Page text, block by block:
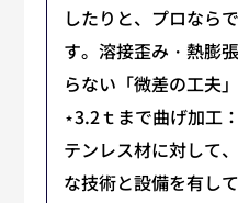
したりと、プロなら
す。溶接歪み・熱膨
らない「微差の工夫
⋆3.2ｔまで曲げ加工
テンレス材に対して
な技術と設備を有し